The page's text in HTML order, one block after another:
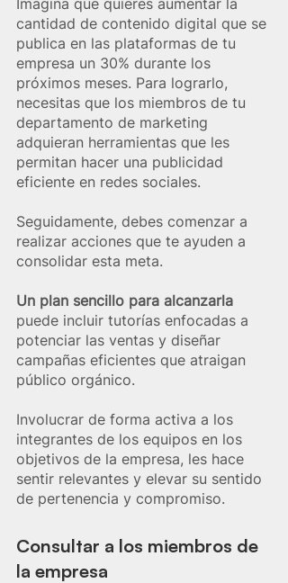
cantidad de contenido digital que se
publica en las plataformas de tu
empresa un 30% durante los
próximos meses. Para lograrlo,
necesitas que los miembros de tu
departamento de marketing
adquieran herramientas que les
permitan hacer una publicidad
eficiente en redes sociales.
Seguidamente, debes comenzar a
realizar acciones que te ayuden a
consolidar esta meta.
Un plan sencillo para alcanzarla
puede incluir tutorías enfocadas a
potenciar las ventas y diseñar
campañas eficientes que atraigan
público orgánico.
Involucrar de forma activa a los
integrantes de los equipos en los
objetivos de la empresa, les hace
sentir relevantes y elevar su sentido
de pertenencia y compromiso.
Consultar a los miembros de
la empresa